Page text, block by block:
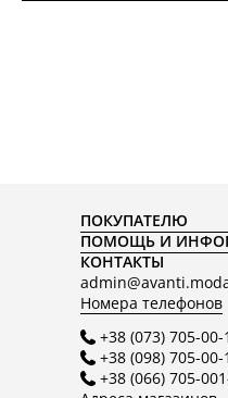
ПОКУПАТЕЛЮ
ПОМОЩЬ И
КОНТАКТЫ
Номера телефонов
+38 (073) 705-00-
+38 (098) 705-00-
+38 (066) 705-